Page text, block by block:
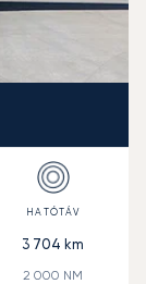
3 704 km
2 000 NM